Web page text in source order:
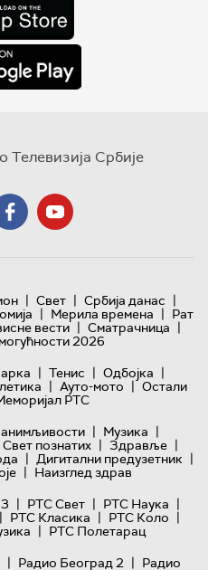
Телевизија Србије
| Свет | Србија данас |
| Мерила времена | Рат
вести | Сматрачница |
2026
| Тенис | Одбојка |
| Ауто-мото | Остали
РТС
| Музика |
Свет познатих | Здравље |
| Дигитални предузетник |
| Наизглед здрав
| РТС Свет | РТС Наука |
| РТС Класика | РТС Коло |
| РТС Полетарац
| Радио Београд 2 | Радио